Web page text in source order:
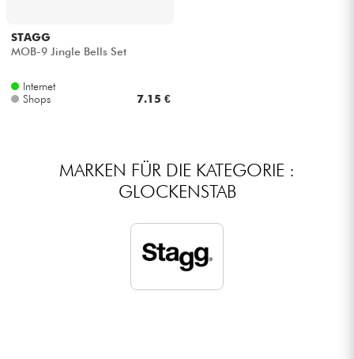
Mikros
STAGG
MOB-9 Jingle Bells Set
Internet
Shops
7.15 €
MARKEN FÜR DIE KATEGORIE :
GLOCKENSTAB